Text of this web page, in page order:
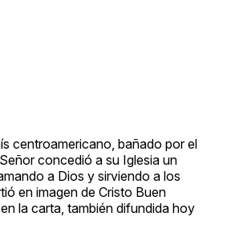
centroamericano, bañado por el
concedió a su Iglesia un
a Dios y sirviendo a los
en imagen de Cristo Buen
la carta, también difundida hoy